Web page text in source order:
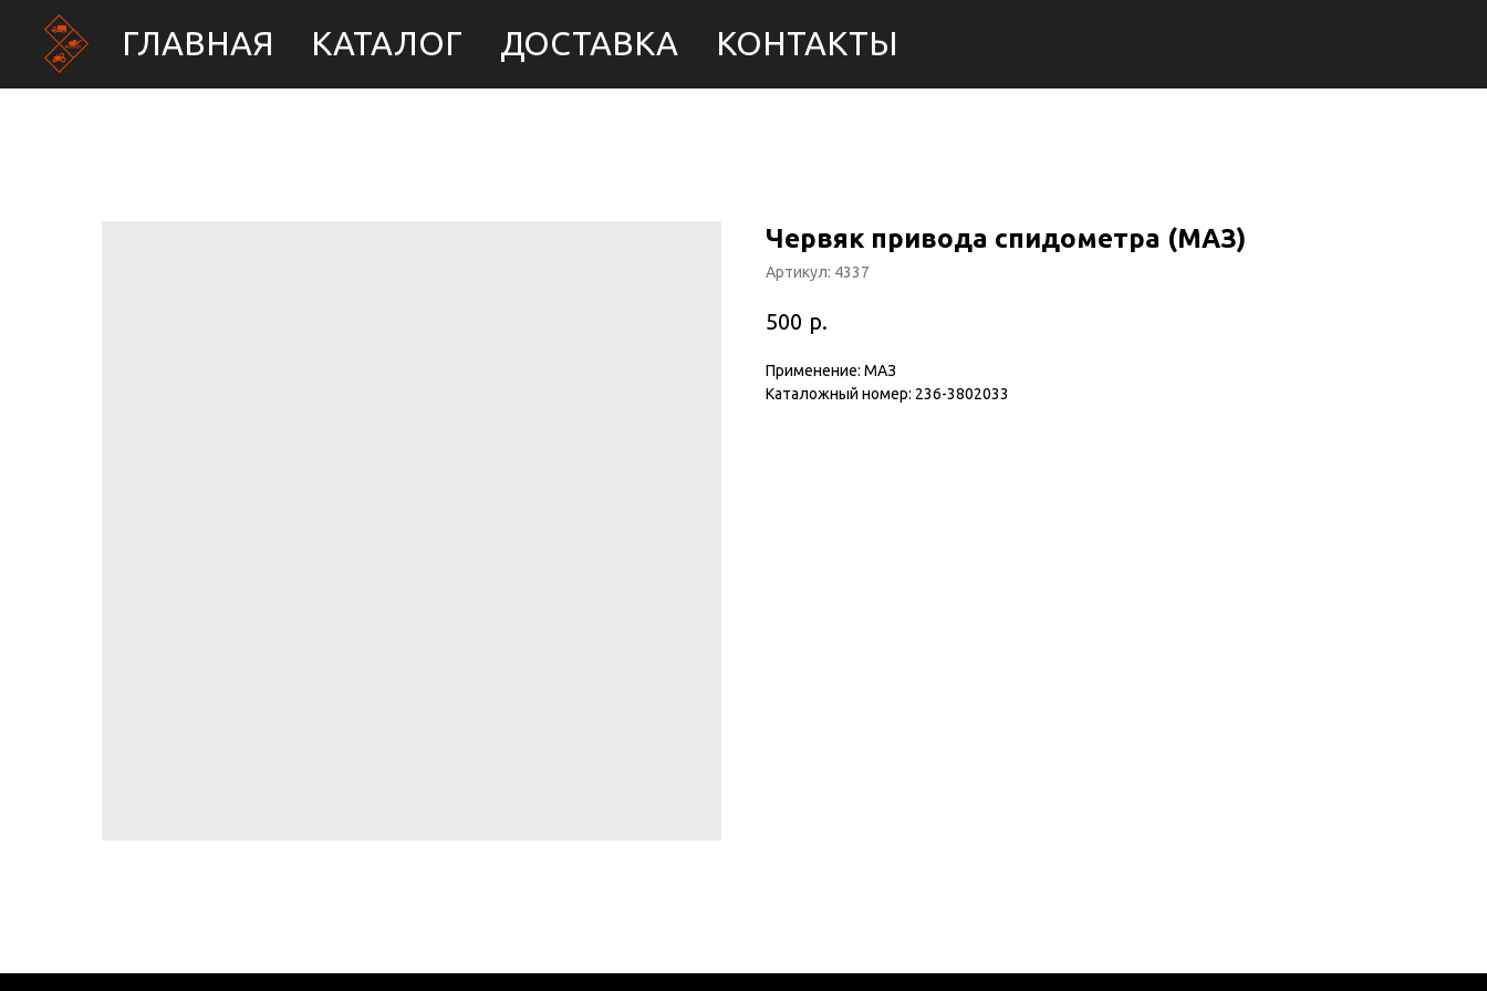
ГЛАВНАЯ КАТАЛОГ ДОСТАВКА КОНТАКТЫ
Червяк привода спидометра (МАЗ)
Артикул: 4337
500 р.
Применение: МАЗ
Каталожный номер: 236-3802033